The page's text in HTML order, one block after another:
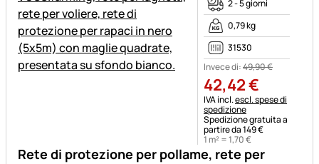
Rete di protezione per pollame, rete per
2 - 5 giorni
0,79 kg
31530
Invece di:49,90€
42,42€
Informazioni fiscali:
IVA incl.escl. spese di
spedizione
Spedizione gratuita a
partire da 149 €
1 m² =1,70€